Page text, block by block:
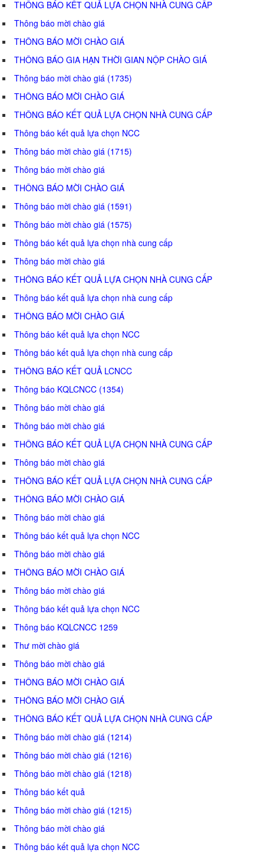
THÔNG BÁO KẾT QUẢ LỰA CHỌN NHÀ CUNG CẤP
Thông báo mời chào giá
THÔNG BÁO MỜI CHÀO GIÁ
THÔNG BÁO GIA HẠN THỜI GIAN NỘP CHÀO GIÁ
Thông báo mời chào giá (1735)
THÔNG BÁO MỜI CHÀO GIÁ
THÔNG BÁO KẾT QUẢ LỰA CHỌN NHÀ CUNG CẤP
Thông báo kết quả lựa chọn NCC
Thông báo mời chào giá (1715)
Thông báo mời chào giá
THÔNG BÁO MỜI CHÀO GIÁ
Thông báo mời chào giá (1591)
Thông báo mời chào giá (1575)
Thông báo kết quả lựa chọn nhà cung cấp
Thông báo mời chào giá
THÔNG BÁO KẾT QUẢ LỰA CHỌN NHÀ CUNG CẤP
Thông báo kết quả lựa chọn nhà cung cấp
THÔNG BÁO MỜI CHÀO GIÁ
Thông báo kết quả lựa chọn NCC
Thông báo kết quả lựa chọn nhà cung cấp
THÔNG BÁO KẾT QUẢ LCNCC
Thông báo KQLCNCC (1354)
Thông báo mời chào giá
Thông báo mời chào giá
THÔNG BÁO KẾT QUẢ LỰA CHỌN NHÀ CUNG CẤP
Thông báo mời chào giá
THÔNG BÁO KẾT QUẢ LỰA CHỌN NHÀ CUNG CẤP
THÔNG BÁO MỜI CHÀO GIÁ
Thông báo mời chào giá
Thông báo kết quả lựa chọn NCC
Thông báo mời chào giá
THÔNG BÁO MỜI CHÀO GIÁ
Thông báo mời chào giá
Thông báo kết quả lựa chọn NCC
Thông báo KQLCNCC 1259
Thư mời chào giá
Thông báo mời chào giá
THÔNG BÁO MỜI CHÀO GIÁ
THÔNG BÁO MỜI CHÀO GIÁ
THÔNG BÁO KẾT QUẢ LỰA CHỌN NHÀ CUNG CẤP
Thông báo mời chào giá (1214)
Thông báo mời chào giá (1216)
Thông báo mời chào giá (1218)
Thông báo kết quả
Thông báo mời chào giá (1215)
Thông báo mời chào giá
Thông báo kết quả lựa chọn NCC